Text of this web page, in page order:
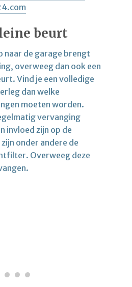
beurt
naar de garage brengt
overweeg dan ook een
Vind je een volledige
dan welke
moeten worden.
vervanging
invloed zijn op de
onder andere de
Overweeg deze